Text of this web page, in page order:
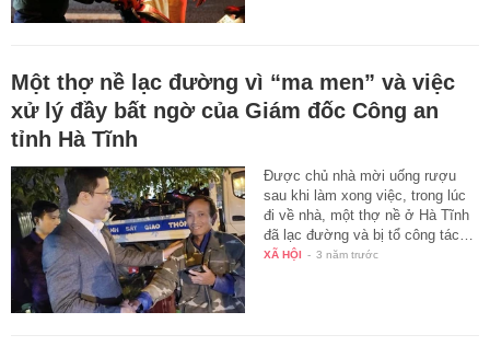
Một thợ nề lạc đường vì “ma men” và việc
xử lý đầy bất ngờ của Giám đốc Công an
tỉnh Hà Tĩnh
Được chủ nhà mời uống rượu
sau khi làm xong việc, trong lúc
đi về nhà, một thợ nề ở Hà Tĩnh
đã lạc đường và bị tổ công tác…
XÃ HỘI - 3 năm trước